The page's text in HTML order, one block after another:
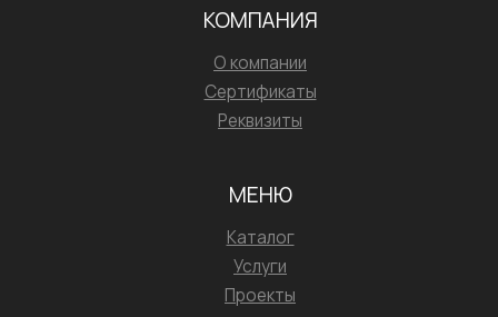
КОМПАНИЯ
О компании
Сертификаты
Реквизиты
МЕНЮ
Каталог
Услуги
Проекты